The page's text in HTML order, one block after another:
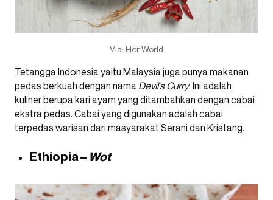
Via: Her World
Tetangga Indonesia yaitu Malaysia juga punya makanan
pedas berkuah dengan nama Devil’s Curry. Ini adalah
kuliner berupa kari ayam yang ditambahkan dengan cabai
ekstra pedas. Cabai yang digunakan adalah cabai
terpedas warisan dari masyarakat Serani dan Kristang.
Ethiopia – Wot